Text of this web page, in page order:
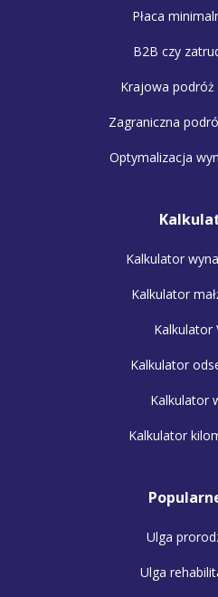
Płaca
B2B czy
Krajowa podróż
Zagraniczna
Optymalizacja
Kalkulator
Kalkulator
Kalkulator
Kalkulator
Kalkulator
Kalkulator
Ulga
Ulga